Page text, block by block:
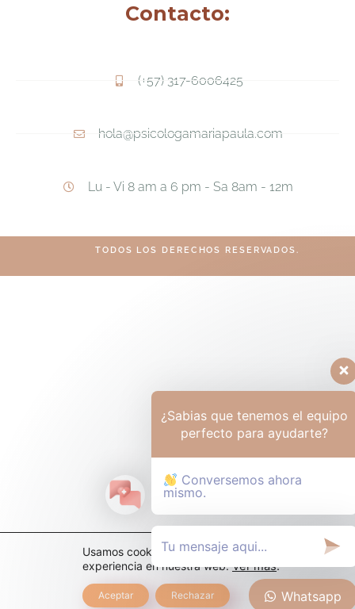
Contacto:
(+57) 317-6006425
hola@psicologamariapaula.com
Lu - Vi 8 am a 6 pm - Sa 8am - 12m
TODOS LOS DERECHOS RESERVADOS.
Usamos cookies para ofrecerte la mejor
experiencia en nuestra web.Ver más.
Aceptar Rechazar
¿Sabias que tenemos el equipo
perfecto para ayudarte?
Conversemos ahora
mismo.
Whatsapp